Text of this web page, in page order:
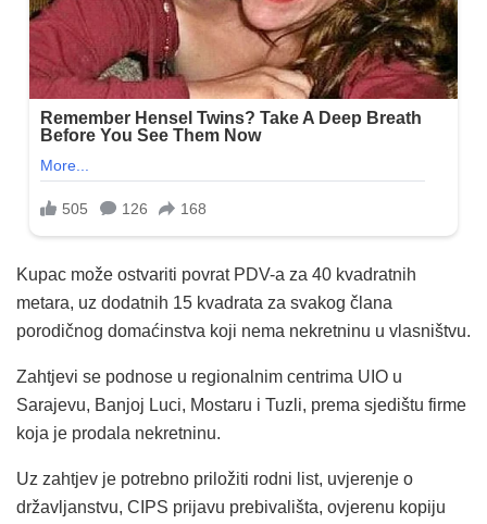
Kupac može ostvariti povrat PDV-a za 40 kvadratnih
metara, uz dodatnih 15 kvadrata za svakog člana
porodičnog domaćinstva koji nema nekretninu u vlasništvu.
Zahtjevi se podnose u regionalnim centrima UIO u
Sarajevu, Banjoj Luci, Mostaru i Tuzli, prema sjedištu firme
koja je prodala nekretninu.
Uz zahtjev je potrebno priložiti rodni list, uvjerenje o
državljanstvu, CIPS prijavu prebivališta, ovjerenu kopiju